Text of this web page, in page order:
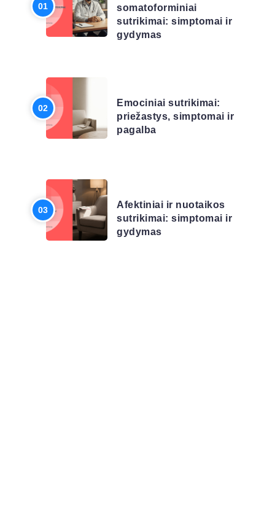
somatoforminiai
sutrikimai: simptomai ir
gydymas
Emociniai sutrikimai:
priežastys, simptomai ir
pagalba
Afektiniai ir nuotaikos
sutrikimai: simptomai ir
gydymas